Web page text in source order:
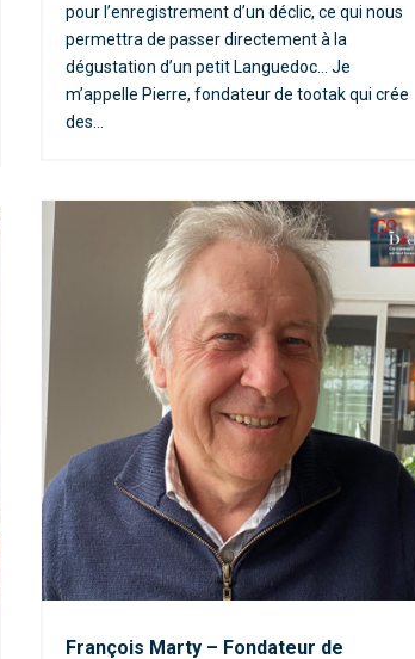
pour l’enregistrement d’un déclic, ce qui nous
permettra de passer directement à la
dégustation d’un petit Languedoc… Je
m’appelle Pierre, fondateur de tootak qui crée
des...
François Marty – Fondateur de